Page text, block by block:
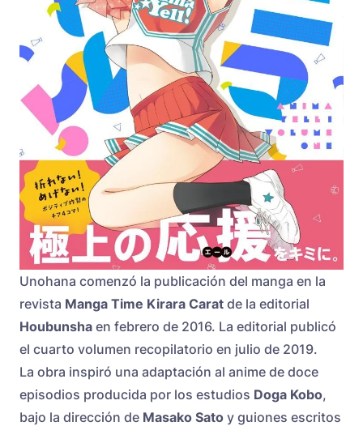
Unohana comenzó la publicación del manga en la
revista Manga Time Kirara Carat de la editorial
Houbunsha en febrero de 2016. La editorial publicó
el cuarto volumen recopilatorio en julio de 2019.
La obra inspiró una adaptación al anime de doce
episodios producida por los estudios Doga Kobo,
bajo la dirección de Masako Sato y guiones escritos